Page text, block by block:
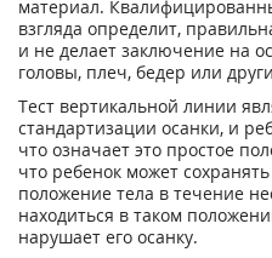
материал.
взгляда определит,
и не делает заключение на
головы, плеч, бедер или
Тест вертикальной линии
стандартизации осанки, и
что означает это простое
что ребенок может
положение тела в течение
находиться в таком
нарушает его осанку.